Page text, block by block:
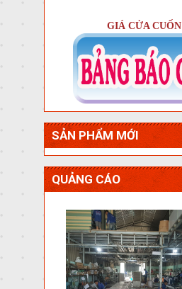
GIÁ CỬA CUỐN
SẢN PHẨM MỚI
QUẢNG CÁO